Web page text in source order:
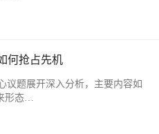
何抢占先机
议题展开深入分析，主要内容如
形态…